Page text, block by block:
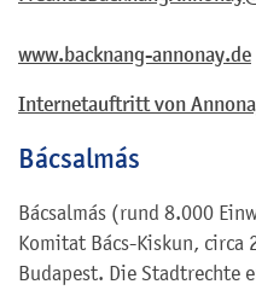
www.backnang-annonay.de
Internetauftritt von
Bácsalmás
Bácsalmás (rund 8.000
Komitat Bács-Kiskun, circa
Budapest. Die Stadtrechte